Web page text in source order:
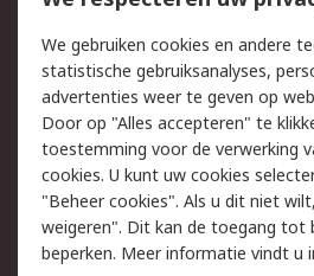
Track & Trace
Wettelijk
Cookiebeleid
Privacybeleid
Algemene
verkoopvoorwaarden
We gebruiken cookies en andere
statistische gebruiksanalyses,
advertenties weer te geven op
Door op "Alles accepteren" te
toestemming voor de verwerking
cookies. U kunt uw cookies
"Beheer cookies". Als u dit niet
weigeren". Dit kan de toegang tot
beperken. Meer informatie vindt u